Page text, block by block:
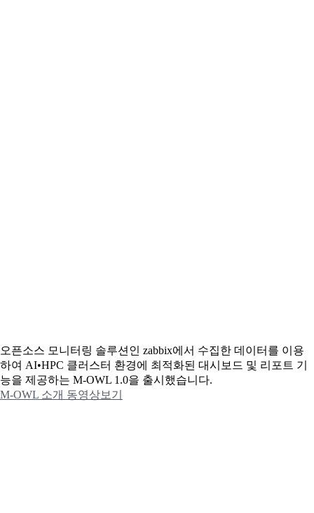
오픈소스 모니터링 솔루션인 zabbix에서 수집한 데이터를 이용
하여 AI•HPC 클러스터 환경에 최적화된 대시보드 및 리포트 기
능을 제공하는 M-OWL 1.0을 출시했습니다.
M-OWL 소개 동영상보기